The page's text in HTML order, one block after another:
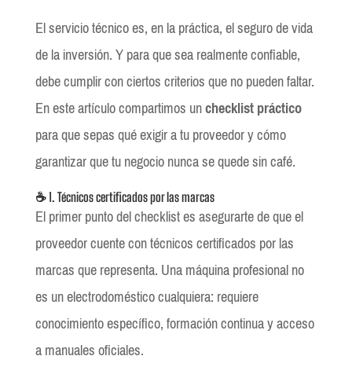
El servicio técnico es, en la práctica, el seguro de vida
de la inversión. Y para que sea realmente confiable,
debe cumplir con ciertos criterios que no pueden faltar.
En este artículo compartimos unchecklist práctico
para que sepas qué exigir a tu proveedor y cómo
garantizar que tu negocio nunca se quede sin café.
☕ 1. Técnicos certificados por las marcas
El primer punto del checklist es asegurarte de que el
proveedor cuente con técnicos certificados por las
marcas que representa. Una máquina profesional no
es un electrodoméstico cualquiera: requiere
conocimiento específico, formación continua y acceso
a manuales oficiales.